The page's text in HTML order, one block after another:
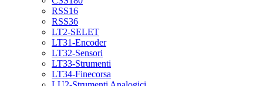
RSS16
RSS36
LT2-SELET
LT31-Encoder
LT32-Sensori
LT33-Strumenti
LT34-Finecorsa